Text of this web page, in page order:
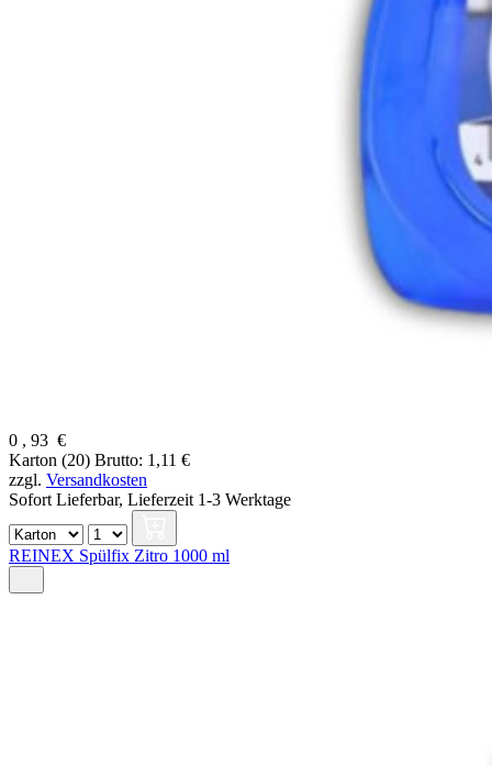
0 , 93 €
Karton (20) Brutto: 1,11 €
zzgl. Versandkosten
Sofort Lieferbar, Lieferzeit 1-3 Werktage
REINEX Spülfix Zitro 1000 ml